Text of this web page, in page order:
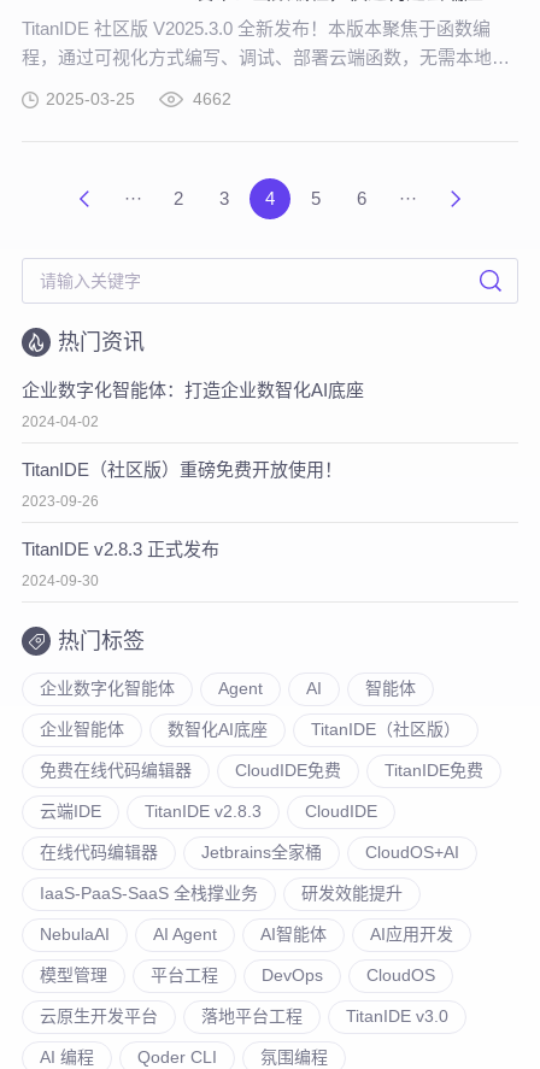
TitanIDE 社区版 V2025.3.0 全新发布！本版本聚焦于函数编
程，通过可视化方式编写、调试、部署云端函数，无需本地繁
2025-03-25 4662
··· 2 3 4 5 6 ···
热门资讯
企业数字化智能体：打造企业数智化AI底座
2024-04-02
TitanIDE（社区版）重磅免费开放使用！
2023-09-26
TitanIDE v2.8.3 正式发布
2024-09-30
热门标签
企业数字化智能体 Agent AI 智能体
企业智能体 数智化AI底座 TitanIDE（社区版）
免费在线代码编辑器 CloudIDE免费 TitanIDE免费
云端IDE TitanIDE v2.8.3 CloudIDE
在线代码编辑器 Jetbrains全家桶 CloudOS+AI
IaaS-PaaS-SaaS 全栈撑业务 研发效能提升
NebulaAI AI Agent AI智能体 AI应用开发
模型管理 平台工程 DevOps CloudOS
云原生开发平台 落地平台工程 TitanIDE v3.0
AI 编程 Qoder CLI 氛围编程